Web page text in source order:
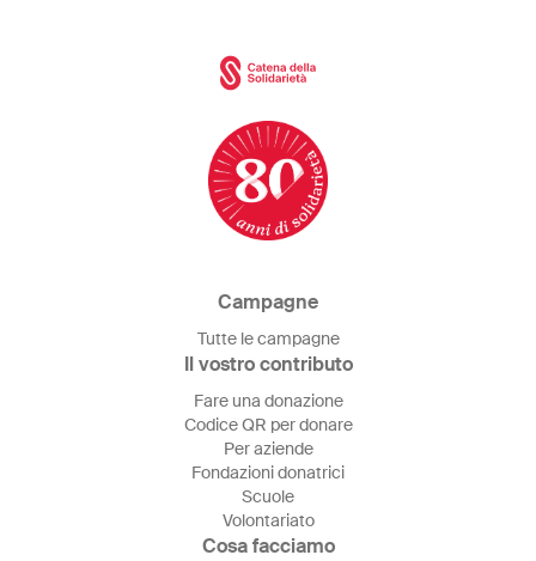
Campagne
Tutte le campagne
Il vostro contributo
Fare una donazione
Codice QR per donare
Per aziende
Fondazioni donatrici
Scuole
Volontariato
Cosa facciamo